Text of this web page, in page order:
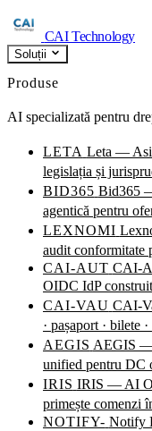
CAI Technology
Soluții
Produse
AI specializată pentru
LETA Leta —
legislația și
BID365 Bid365
agentică pentru
LEXNOMI
audit conformitate
CAI-AUT CAI-
OIDC IdP
CAI-VAU CAI-
· pașaport · bilete
AEGIS AEGIS —
unified pentru DC
IRIS IRIS — AI
primește comenzi
NOTIFY- Notify